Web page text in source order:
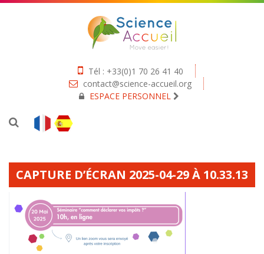
Tél : +33(0)1 70 26 41 40
contact@science-accueil.org
ESPACE PERSONNEL
CAPTURE D’ÉCRAN 2025-04-29 À 10.33.13